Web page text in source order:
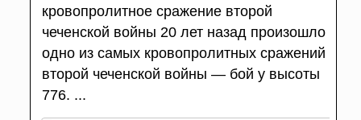
кровопролитное сражение второй
чеченской войны 20 лет назад произошло
одно из самых кровопролитных сражений
второй чеченской войны — бой у высоты
776. ...